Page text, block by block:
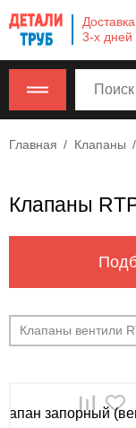
3-х дней
Главная Клапаны
Клапаны
Клапаны вентили
Company
name
620000,
Москва,
ул.
Калужская,
info@example.com
8-
00-